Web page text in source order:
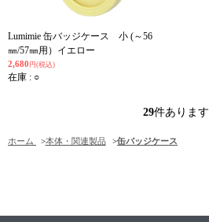
Lumimie 缶バッジケース 小 (～56
㎜/57㎜用）イエロー
2,680 円(税込)
在庫 : ○
29件あります
ホーム >本体・関連製品 >缶バッジケース